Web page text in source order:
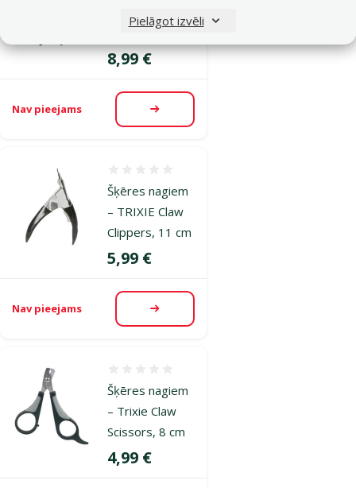
Pielāgot izvēli
Scissors, 12 cm
Cena
8,99 €
Nav pieejams Apskatīt
Šķēres nagiem
– TRIXIE Claw
Clippers, 11 cm
Cena
5,99 €
Nav pieejams Apskatīt
Šķēres nagiem
– Trixie Claw
Scissors, 8 cm
Cena
4,99 €